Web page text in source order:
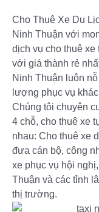
Cho Thuê Xe Du
Ninh Thuận với
dịch vụ cho thuê
với giá thành rẻ
Ninh Thuận luôn
lượng phục vụ
Chúng tôi chuyên
4 chỗ, cho thuê xe
nhau: Cho thuê xe
đưa cán bộ, công
xe phục vụ hội
Thuận và các tỉnh
thị trường.